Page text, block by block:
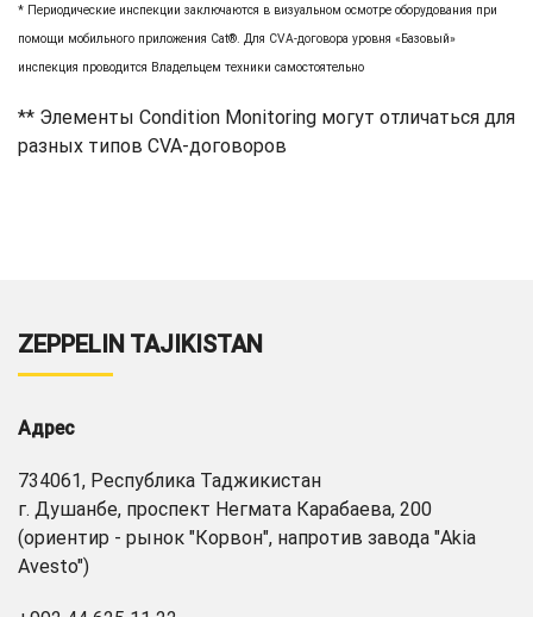
* Периодические инспекции заключаются в визуальном осмотре оборудования при
помощи мобильного приложения Cat®. Для CVA-договора уровня «Базовый»
инспекция проводится Владельцем техники самостоятельно
** Элементы Condition Monitoring могут отличаться для
разных типов CVA-договоров
ZEPPELIN TAJIKISTAN
Адрес
734061, Республика Таджикистан
г. Душанбе, проспект Негмата Карабаева, 200
(ориентир - рынок "Корвон", напротив завода "Akia
Avesto")